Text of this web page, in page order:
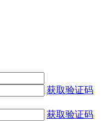
获取验证码
获取验证码